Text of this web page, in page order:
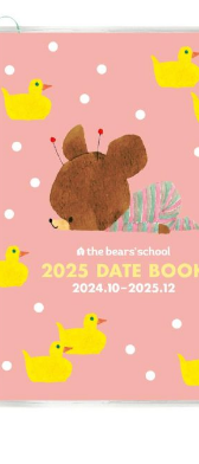
ション
サート
ツ(クイズ・
！